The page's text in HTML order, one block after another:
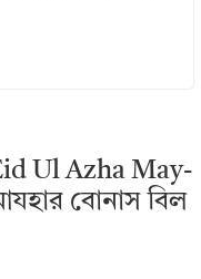
Ul Azha May-
বোনাস বিল